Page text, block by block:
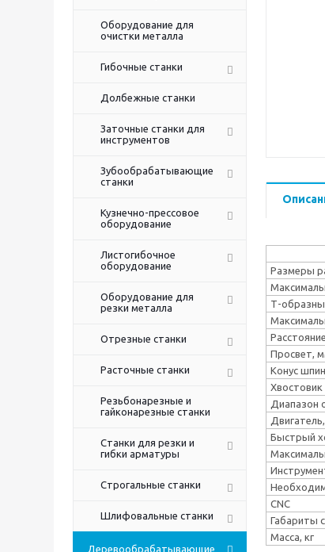
Оборудование для
очистки металла
Гибочные станки
Долбежные станки
Заточные станки для
инструментов
Зубообрабатывающие
станки
Кузнечно-прессовое
оборудование
Листогибочное
оборудование
Оборудование для
резки металла
Отрезные станки
Расточные станки
Резьбонарезные и
гайконарезные станки
Станки для резки и
гибки арматуры
Строгальные станки
Шлифовальные станки
Деревообрабатывающие
Размеры
Т-
Просвет,
Конус
Хвостовик
Диапазон
Быстрый
CNC
Габариты
Масса, кг